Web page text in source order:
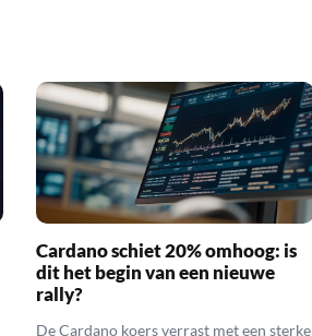
Cardano schiet 20% omhoog: is
dit het begin van een nieuwe
rally?
De Cardano koers verrast met een sterke